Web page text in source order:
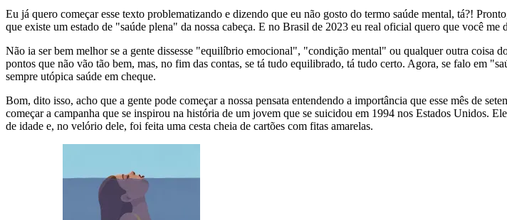
Eu já quero começar esse texto problematizando e dizendo que eu não gosto do termo saúde mental, tá?!
que existe um estado de "saúde plena" da nossa cabeça. E no Brasil de 2023 eu real oficial quero que você me
Não ia ser bem melhor se a gente dissesse "equilíbrio emocional", "condição mental" ou qualquer outra
pontos que não vão tão bem, mas, no fim das contas, se tá tudo equilibrado, tá tudo certo. Agora, se falo em
sempre utópica saúde em cheque.
Bom, dito isso, acho que a gente pode começar a nossa pensata entendendo a importância que esse mês de
começar a campanha que se inspirou na história de um jovem que se suicidou em 1994 nos Estados Unidos.
de idade e, no velório dele, foi feita uma cesta cheia de cartões com fitas amarelas.